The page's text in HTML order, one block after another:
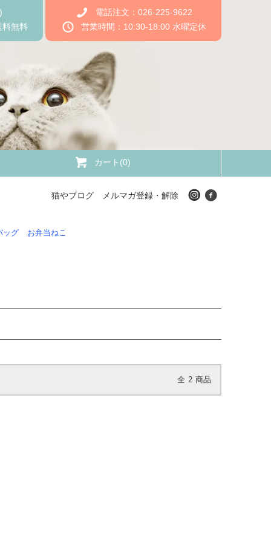
料無料
電話注文：026-225-9622
営業時間：10:30-18:00 水曜定休
カート(0)
猫やブログ メルマガ登録・解除
ッグ お弁当ねこ
全 2 商品